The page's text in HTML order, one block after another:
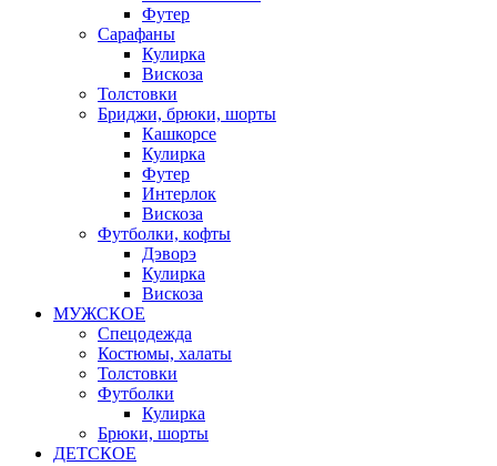
Футер
Сарафаны
Кулирка
Вискоза
Толстовки
Бриджи, брюки, шорты
Кашкорсе
Кулирка
Футер
Интерлок
Вискоза
Футболки, кофты
Дэворэ
Кулирка
Вискоза
МУЖСКОЕ
Спецодежда
Костюмы, халаты
Толстовки
Футболки
Кулирка
Брюки, шорты
ДЕТСКОЕ